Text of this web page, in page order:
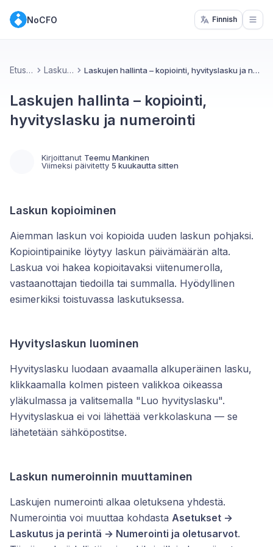
NoCFO Finnish
Etusivu Laskutus Laskujen hallinta – kopiointi, hyvityslasku ja numerointi
Laskujen hallinta – kopiointi,
hyvityslasku ja numerointi
Kirjoittanut Teemu Mankinen
Viimeksi päivitetty 5 kuukautta sitten
Laskun kopioiminen
Aiemman laskun voi kopioida uuden laskun pohjaksi.
Kopiointipainike löytyy laskun päivämäärän alta.
Laskua voi hakea kopioitavaksi viitenumerolla,
vastaanottajan tiedoilla tai summalla. Hyödyllinen
esimerkiksi toistuvassa laskutuksessa.
Hyvityslaskun luominen
Hyvityslasku luodaan avaamalla alkuperäinen lasku,
klikkaamalla kolmen pisteen valikkoa oikeassa
yläkulmassa ja valitsemalla "Luo hyvityslasku".
Hyvityslaskua ei voi lähettää verkkolaskuna — se
lähetetään sähköpostitse.
Laskun numeroinnin muuttaminen
Laskujen numerointi alkaa oletuksena yhdestä.
Numerointia voi muuttaa kohdasta Asetukset →
Laskutus ja perintä → Numerointi ja oletusarvot.